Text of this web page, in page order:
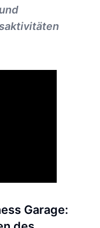
Garage: